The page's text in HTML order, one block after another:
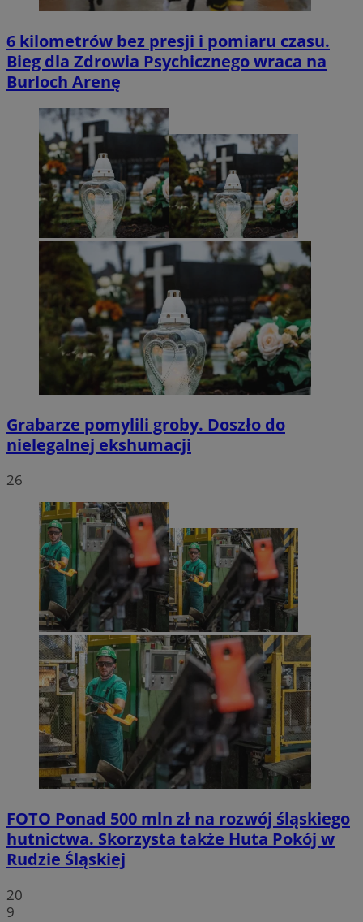
6 kilometrów bez presji i pomiaru czasu.
Bieg dla Zdrowia Psychicznego wraca na
Burloch Arenę
Grabarze pomylili groby. Doszło do
nielegalnej ekshumacji
26
FOTO Ponad 500 mln zł na rozwój śląskiego
hutnictwa. Skorzysta także Huta Pokój w
Rudzie Śląskiej
20
9